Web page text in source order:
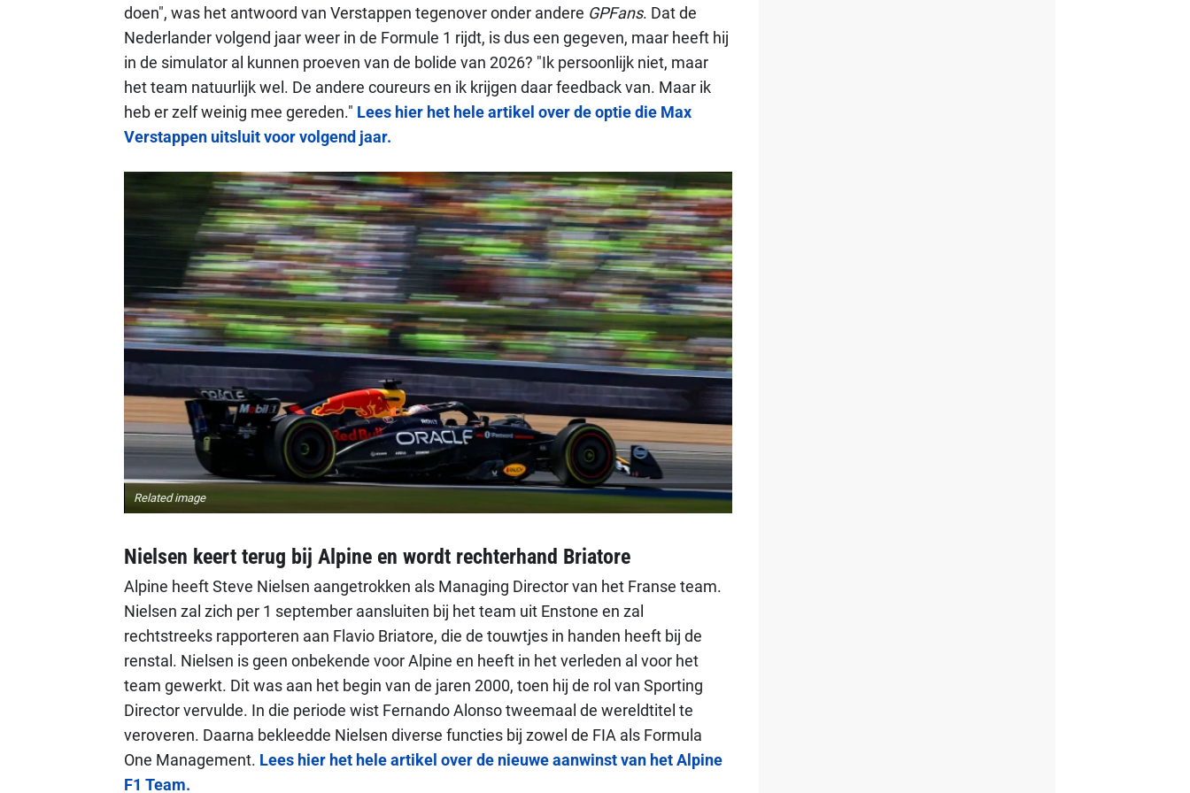
doen", was het antwoord van Verstappen tegenover onder andere GPFans. Dat de
Nederlander volgend jaar weer in de Formule 1 rijdt, is dus een gegeven, maar heeft hij
in de simulator al kunnen proeven van de bolide van 2026? "Ik persoonlijk niet, maar
het team natuurlijk wel. De andere coureurs en ik krijgen daar feedback van. Maar ik
heb er zelf weinig mee gereden." Lees hier het hele artikel over de optie die Max
Verstappen uitsluit voor volgend jaar.
Related image
Nielsen keert terug bij Alpine en wordt rechterhand Briatore
Alpine heeft Steve Nielsen aangetrokken als Managing Director van het Franse team.
Nielsen zal zich per 1 september aansluiten bij het team uit Enstone en zal
rechtstreeks rapporteren aan Flavio Briatore, die de touwtjes in handen heeft bij de
renstal. Nielsen is geen onbekende voor Alpine en heeft in het verleden al voor het
team gewerkt. Dit was aan het begin van de jaren 2000, toen hij de rol van Sporting
Director vervulde. In die periode wist Fernando Alonso tweemaal de wereldtitel te
veroveren. Daarna bekleedde Nielsen diverse functies bij zowel de FIA als Formula
One Management. Lees hier het hele artikel over de nieuwe aanwinst van het Alpine
F1 Team.